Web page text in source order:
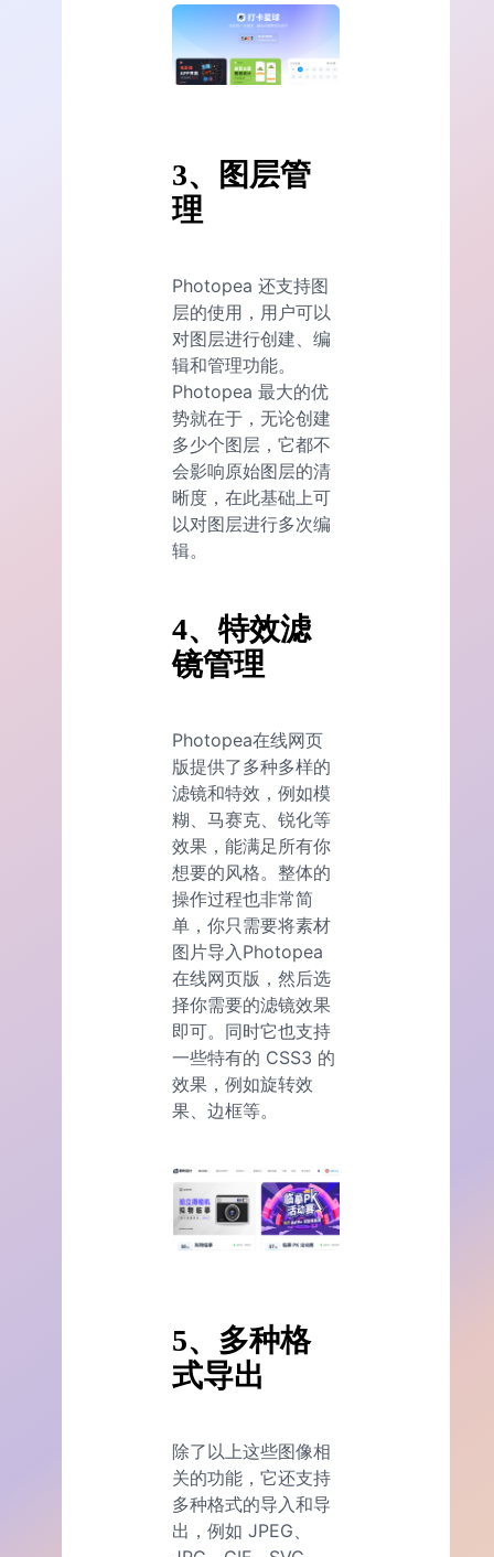
3、图层管
理
Photopea 还支持图
层的使用，用户可以
对图层进行创建、编
辑和管理功能。
Photopea 最大的优
势就在于，无论创建
多少个图层，它都不
会影响原始图层的清
晰度，在此基础上可
以对图层进行多次编
辑。
4、特效滤
镜管理
Photopea在线网页
版提供了多种多样的
滤镜和特效，例如模
糊、马赛克、锐化等
效果，能满足所有你
想要的风格。整体的
操作过程也非常简
单，你只需要将素材
图片导入Photopea
在线网页版，然后选
择你需要的滤镜效果
即可。同时它也支持
一些特有的 CSS3 的
效果，例如旋转效
果、边框等。
5、多种格
式导出
除了以上这些图像相
关的功能，它还支持
多种格式的导入和导
出，例如 JPEG、